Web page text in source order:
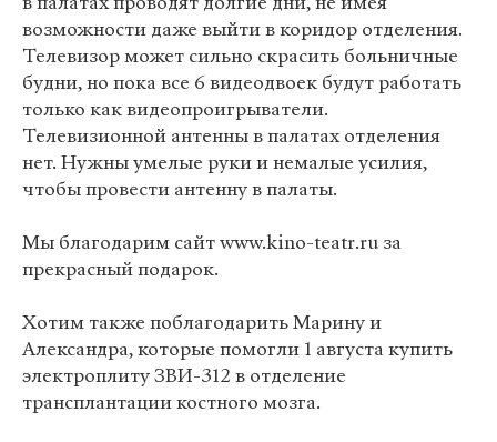
возможности даже выйти в коридор отделения.
Телевизор может сильно скрасить больничные
будни, но пока все 6 видеодвоек будут работать
только как видеопроигрыватели.
Телевизионной антенны в палатах отделения
нет. Нужны умелые руки и немалые усилия,
чтобы провести антенну в палаты.
Мы благодарим сайт www.kino-teatr.ru за
прекрасный подарок.
Хотим также поблагодарить Марину и
Александра, которые помогли 1 августа купить
электроплиту ЗВИ-312 в отделение
трансплантации костного мозга.